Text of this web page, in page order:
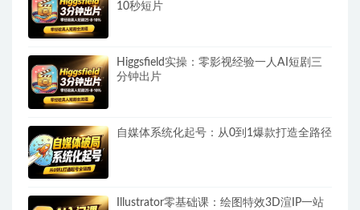
10秒短片
Higgsfield实操：零影视经验一人AI短剧三
分钟出片
自媒体系统化起号：从0到1爆款打造全路径
Illustrator零基础课：绘图特效3D渲IP一站